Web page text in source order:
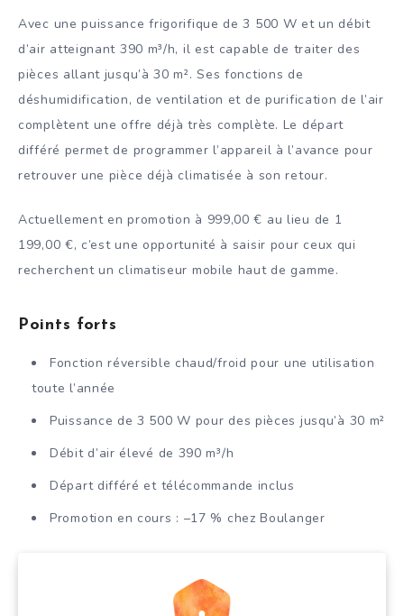
Avec une puissance frigorifique de 3 500 W et un débit
d’air atteignant 390 m³/h, il est capable de traiter des
pièces allant jusqu’à 30 m². Ses fonctions de
déshumidification, de ventilation et de purification de l’air
complètent une offre déjà très complète. Le départ
différé permet de programmer l’appareil à l’avance pour
retrouver une pièce déjà climatisée à son retour.
Actuellement en promotion à 999,00 € au lieu de 1
199,00 €, c’est une opportunité à saisir pour ceux qui
recherchent un climatiseur mobile haut de gamme.
Points forts
Fonction réversible chaud/froid pour une utilisation
toute l’année
Puissance de 3 500 W pour des pièces jusqu’à 30 m²
Débit d’air élevé de 390 m³/h
Départ différé et télécommande inclus
Promotion en cours : –17 % chez Boulanger